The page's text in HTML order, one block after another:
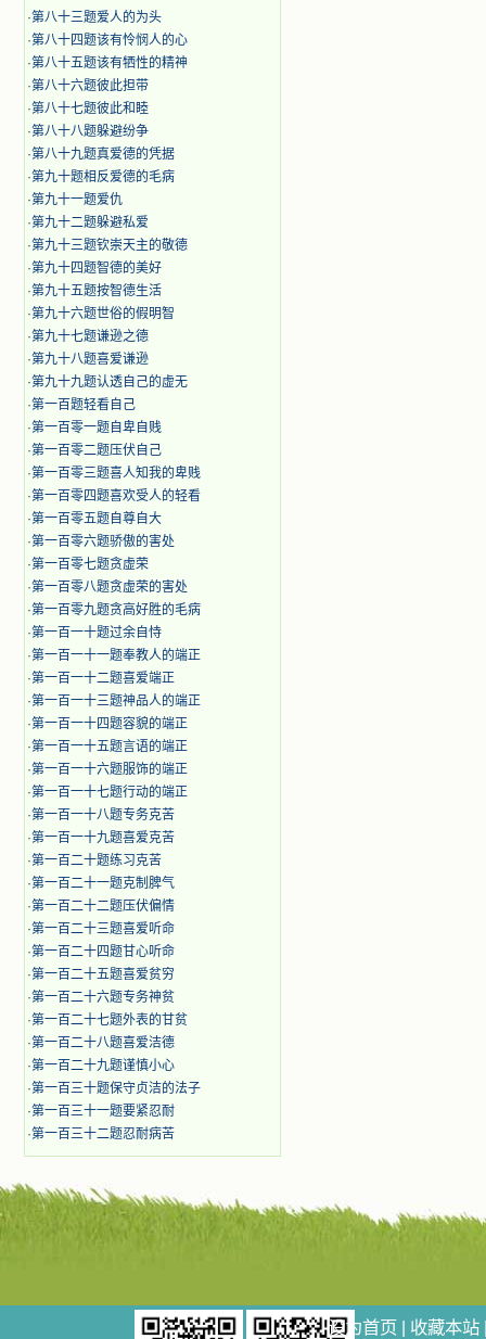
·第八十三题爱人的为头
·第八十四题该有怜悯人的心
·第八十五题该有牺性的精神
·第八十六题彼此担带
·第八十七题彼此和睦
·第八十八题躲避纷争
·第八十九题真爱德的凭据
·第九十题相反爱德的毛病
·第九十一题爱仇
·第九十二题躲避私爱
·第九十三题钦崇天主的敬德
·第九十四题智德的美好
·第九十五题按智德生活
·第九十六题世俗的假明智
·第九十七题谦逊之德
·第九十八题喜爱谦逊
·第九十九题认透自己的虚无
·第一百题轻看自己
·第一百零一题自卑自贱
·第一百零二题压伏自己
·第一百零三题喜人知我的卑贱
·第一百零四题喜欢受人的轻看
·第一百零五题自尊自大
·第一百零六题骄傲的害处
·第一百零七题贪虚荣
·第一百零八题贪虚荣的害处
·第一百零九题贪高好胜的毛病
·第一百一十题过余自恃
·第一百一十一题奉教人的端正
·第一百一十二题喜爱端正
·第一百一十三题神品人的端正
·第一百一十四题容貌的端正
·第一百一十五题言语的端正
·第一百一十六题服饰的端正
·第一百一十七题行动的端正
·第一百一十八题专务克苦
·第一百一十九题喜爱克苦
·第一百二十题练习克苦
·第一百二十一题克制脾气
·第一百二十二题压伏偏情
·第一百二十三题喜爱听命
·第一百二十四题甘心听命
·第一百二十五题喜爱贫穷
·第一百二十六题专务神贫
·第一百二十七题外表的甘贫
·第一百二十八题喜爱洁德
·第一百二十九题谨慎小心
·第一百三十题保守贞洁的法子
·第一百三十一题要紧忍耐
·第一百三十二题忍耐病苦
设为首页 | 收藏本站